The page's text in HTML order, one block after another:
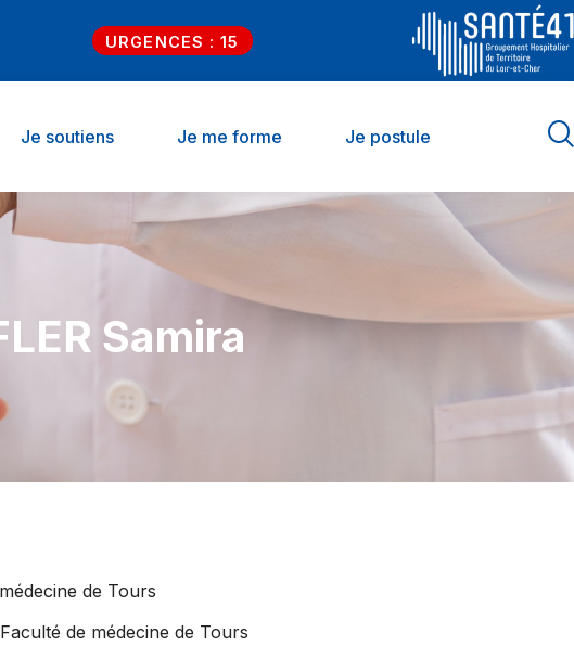
URGENCES : 15
Je soutiens Je me forme Je postule
Samira
de Tours
de médecine de Tours